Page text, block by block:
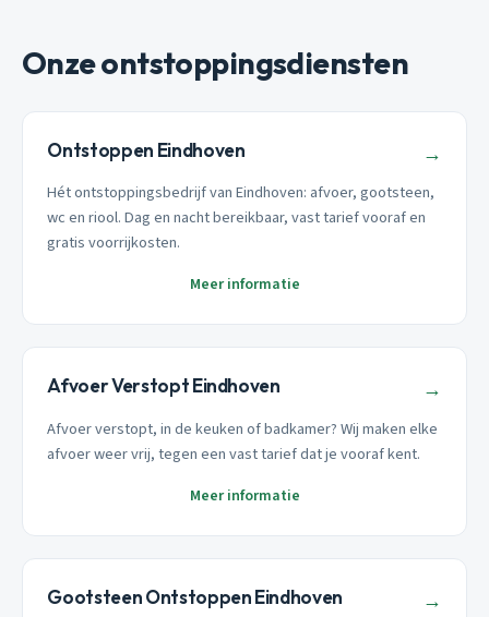
Onze ontstoppingsdiensten
Ontstoppen Eindhoven →
Hét ontstoppingsbedrijf van Eindhoven: afvoer, gootsteen,
wc en riool. Dag en nacht bereikbaar, vast tarief vooraf en
gratis voorrijkosten.
Meer informatie
Afvoer Verstopt Eindhoven →
Afvoer verstopt, in de keuken of badkamer? Wij maken elke
afvoer weer vrij, tegen een vast tarief dat je vooraf kent.
Meer informatie
Gootsteen Ontstoppen Eindhoven →